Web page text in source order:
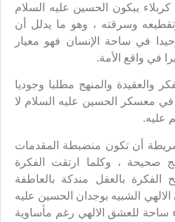
يبكون الحسين عليه السلام
وسرقته ، وهو ما يدلل أن
في ساحة الإنسان فهو معيار
في واقع الأمة.
والعقيدة والمنهج مطلبا وجوديا
في معسكر الحسين عليه السلام لا
عليه.
أن تكون منضبطة المقدمات
صحيحة ، وكلما ارتقت الفكرة
الفكرة بالعقل مندكة بالعاطفة
الشبيه بوجدان الحسين عليه
ساحة للعشق الالهي رغم مأساوية